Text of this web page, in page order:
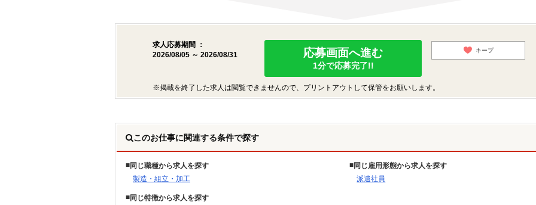
求人応募期間 ：
2026/08/05 ～ 2026/08/31
応募画面へ進む
1分で応募完了!!
キープ
※掲載を終了した求人は閲覧できませんので、プリントアウトして保管をお願いします。
このお仕事に関連する条件で探す
同じ職種から求人を探す
製造・組立・加工
同じ雇用形態から求人を探す
派遣社員
同じ特徴から求人を探す